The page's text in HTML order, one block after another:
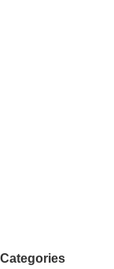
Categories